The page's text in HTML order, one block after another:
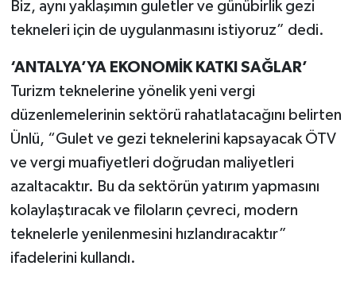
Biz, aynı yaklaşımın guletler ve günübirlik gezi
tekneleri için de uygulanmasını istiyoruz” dedi.
‘ANTALYA’YA EKONOMİK KATKI SAĞLAR’
Turizm teknelerine yönelik yeni vergi
düzenlemelerinin sektörü rahatlatacağını belirten
Ünlü, “Gulet ve gezi teknelerini kapsayacak ÖTV
ve vergi muafiyetleri doğrudan maliyetleri
azaltacaktır. Bu da sektörün yatırım yapmasını
kolaylaştıracak ve filoların çevreci, modern
teknelerle yenilenmesini hızlandıracaktır”
ifadelerini kullandı.